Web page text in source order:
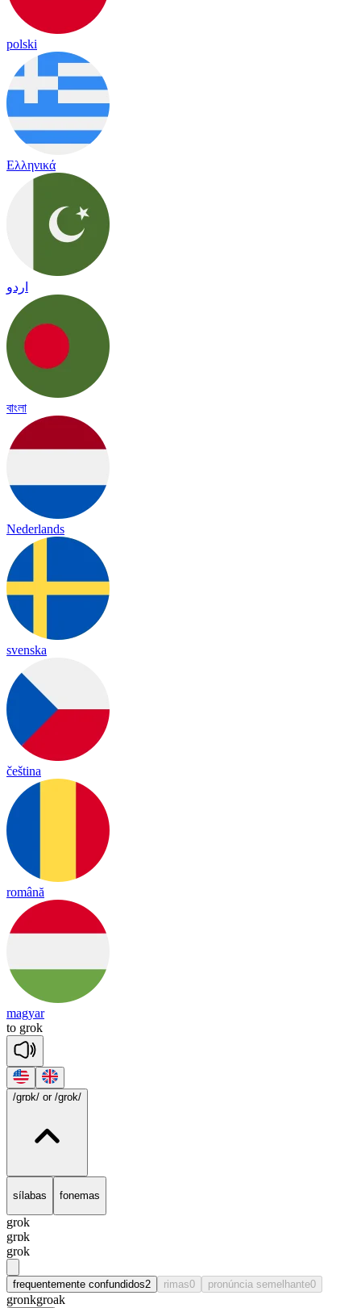
polski
Ελληνικά
اردو
বাংলা
Nederlands
svenska
čeština
română
magyar
to grok
/grɒk/ or /grok/
sílabas fonemas
grok
grɒk
grok
frequentemente confundidos2 rimas0 pronúncia semelhante0
gronkgroak